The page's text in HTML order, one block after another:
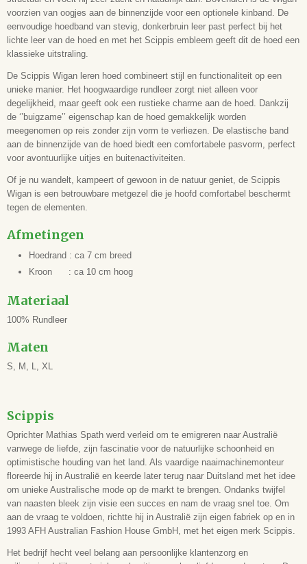
Tan
voorzien van oogjes aan de binnenzijde voor een optionele kinband. De
eenvoudige hoedband van stevig, donkerbruin leer past perfect bij het
lichte leer van de hoed en met het Scippis embleem geeft dit de hoed een
klassieke uitstraling.
De Scippis Wigan leren hoed combineert stijl en functionaliteit op een
unieke manier. Het hoogwaardige rundleer zorgt niet alleen voor
degelijkheid, maar geeft ook een rustieke charme aan de hoed. Dankzij
de ‘’buigzame’’ eigenschap kan de hoed gemakkelijk worden
meegenomen op reis zonder zijn vorm te verliezen. De elastische band
aan de binnenzijde van de hoed biedt een comfortabele pasvorm, perfect
voor avontuurlijke uitjes en buitenactiviteiten.
Of je nu wandelt, kampeert of gewoon in de natuur geniet, de Scippis
Wigan is een betrouwbare metgezel die je hoofd comfortabel beschermt
tegen de elementen.
Afmetingen
Hoedrand : ca 7 cm breed
Kroon : ca 10 cm hoog
Materiaal
100% Rundleer
Maten
S, M, L, XL
Scippis
Oprichter Mathias Spath werd verleid om te emigreren naar Australië
vanwege de liefde, zijn fascinatie voor de natuurlijke schoonheid en
optimistische houding van het land. Als vaardige naaimachinemonteur
floreerde hij in Australië en keerde later terug naar Duitsland met het idee
om unieke Australische mode op de markt te brengen. Ondanks twijfel
van naasten bleek zijn visie een succes en nam de vraag snel toe. Om
aan de vraag te voldoen, richtte hij in Australië zijn eigen fabriek op en in
1993 AFH Australian Fashion House GmbH, met het eigen merk Scippis.
Het bedrijf hecht veel belang aan persoonlijke klantenzorg en